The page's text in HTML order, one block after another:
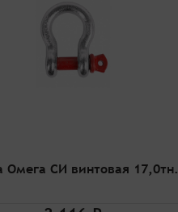
Омега СИ винтовая 17,0тн.